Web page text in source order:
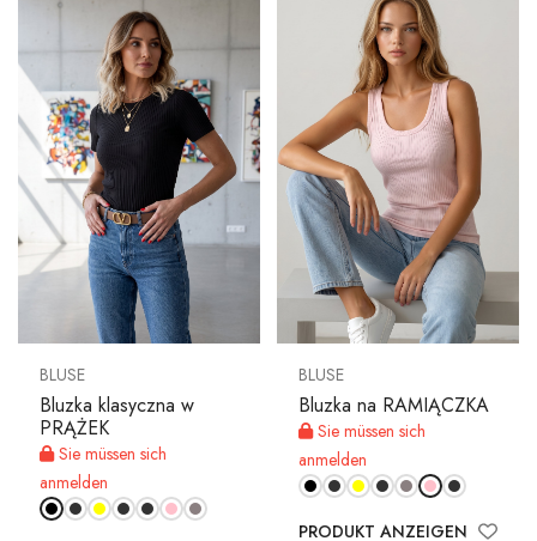
BLUSE
Bluzka klasyczna w
PRĄŻEK
Sie müssen sich
anmelden
BLUSE
Bluzka na RAMIĄCZKA
Sie müssen sich
anmelden
PRODUKT ANZEIGEN